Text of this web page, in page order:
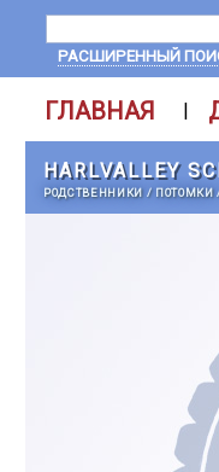
РАСШИРЕННЫЙ
ГЛАВНАЯ |
HARLVALLEY
РОДСТВЕННИКИ / ПОТОМКИ